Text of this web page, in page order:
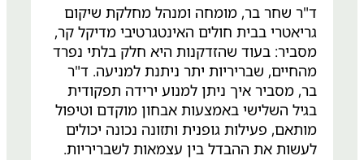
ד"ר שחר בר, מומחה ומנהל מחלקת שיקום
גריאטרי בבית חולים האינטגרטיבי מדיקל קר,
מסביר: בעוד שהזדקנות היא חלק בלתי נפרד
מהחיים, שבריריות יתר ניתנת למניעה. ד"ר
בר, מסביר איך ניתן למנוע ירידה תפקודית
בגיל השלישי באמצעות אבחון מוקדם וטיפול
מותאם, פעילות גופנית ותזונה נכונה יכולים
לעשות את ההבדל בין עצמאות לשבריריות.